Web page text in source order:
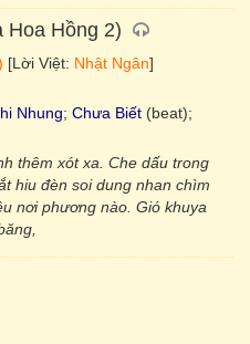
Hồng 2)
[Lời Việt: Nhật Ngân]
Nhung; Chưa Biết (beat);
thêm xót xa. Che dấu trong
hiu đèn soi dung nhan chìm
nơi phương nào. Gió khuya